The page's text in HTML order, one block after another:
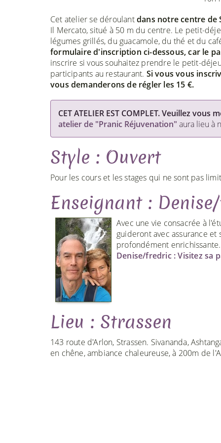
Cet atelier se déroulantdans notre centre de
Il Mercato, situé à 50 m du centre. Le petit-
légumes grillés, du guacamole, du thé et du
formulaire d'inscription ci-dessous, car le
inscrire si vous souhaitez prendre le petit-
participants au restaurant. Si vous vous
vous demanderons de régler les 15 €.
CET ATELIER EST COMPLET. Veuillez
atelier de "Pranic Réjuvenation" aura lieu à
Style : Ouvert
Pour les cours et les stages qui ne sont pas
Enseignant :
Avec une vie consacrée à
guideront avec assurance
profondément
Denise/fredric : Visitez sa
Lieu : Strassen
143 route d'Arlon, Strassen. Sivananda,
en chêne, ambiance chaleureuse, à 200m de